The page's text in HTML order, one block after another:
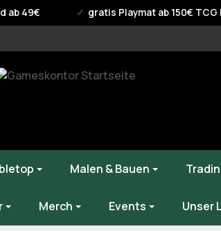
ab 49€ gratis Playmat ab 150€ TCG
Malen & Bauen
Merch Events Unser